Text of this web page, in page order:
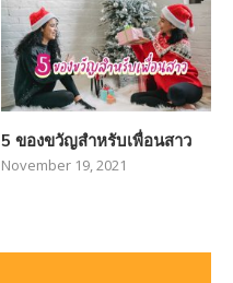
5 ของขวัญสำหรับเพื่อนสาว
November 19, 2021